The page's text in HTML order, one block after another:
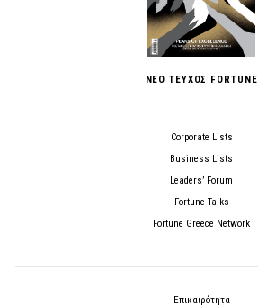
ΝΕΟ ΤΕΥΧΟΣ FORTUNE
Corporate Lists
Business Lists
Leaders’ Forum
Fortune Talks
Fortune Greece Network
Επικαιρότητα